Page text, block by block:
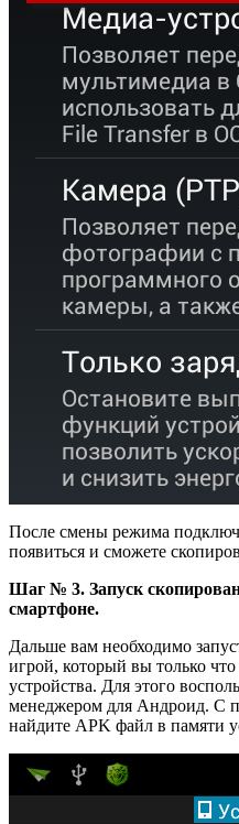
После смены режима
появиться и сможете
Шаг № 3. Запуск
смартфоне.
Дальше вам необходимо
игрой, который вы только
устройства. Для этого
менеджером для Андроид. С
найдите APK файл в памяти